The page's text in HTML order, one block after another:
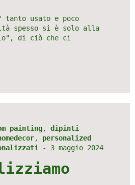
usato e poco
spesso si è solo alla
di ciò che ci
painting, dipinti
, personalized
- 3 maggio 2024